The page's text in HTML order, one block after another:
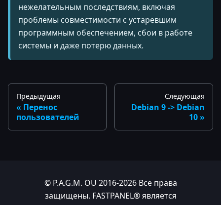
нежелательным последствиям, включая
проблемы совместимости с устаревшим
программным обеспечением, сбои в работе
системы и даже потерю данных.
Предыдущая
Перенос
пользователей
Следующая
Debian 9 -> Debian
10
© P.A.G.M. OU 2016-2026 Все права
защищены. FASTPANEL® является